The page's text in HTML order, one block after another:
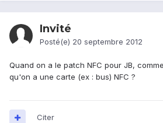
Invité
Posté(e) 20 septembre 2012
Quand on a le patch NFC pour JB,
qu'on a une carte (ex : bus) NFC ?
Citer